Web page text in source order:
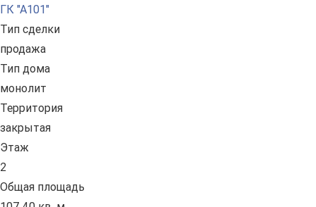
ГК "А101"
Тип сделки
продажа
Тип дома
монолит
Территория
закрытая
Этаж
2
Общая площадь